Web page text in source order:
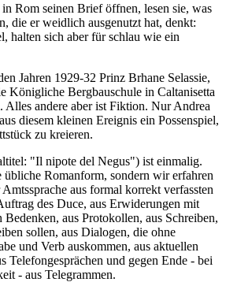
Rom seinen Brief öffnen, lesen sie, was
die er weidlich ausgenutzt hat, denkt:
halten sich aber für schlau wie ein
Jahren 1929-32 Prinz Brhane Selassie,
Königliche Bergbauschule in Caltanisetta
Alles andere aber ist Fiktion. Nur Andrea
diesem kleinen Ereignis ein Possenspiel,
zu kreieren.
"Il nipote del Negus") ist einmalig.
Romanform, sondern wir erfahren
aus formal korrekt verfassten
des Duce, aus Erwiderungen mit
aus Protokollen, aus Schreiben,
sollen, aus Dialogen, die ohne
und Verb auskommen, aus aktuellen
Telefongesprächen und gegen Ende - bei
- aus Telegrammen.